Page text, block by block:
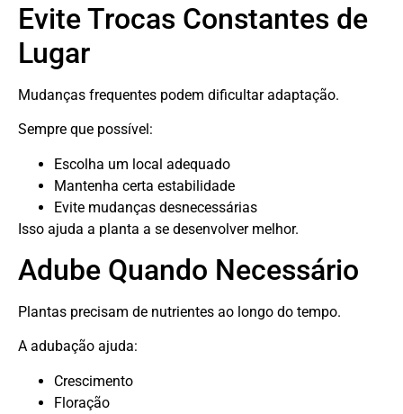
Evite Trocas Constantes de
Lugar
Mudanças frequentes podem dificultar adaptação.
Sempre que possível:
Escolha um local adequado
Mantenha certa estabilidade
Evite mudanças desnecessárias
Isso ajuda a planta a se desenvolver melhor.
Adube Quando Necessário
Plantas precisam de nutrientes ao longo do tempo.
A adubação ajuda:
Crescimento
Floração